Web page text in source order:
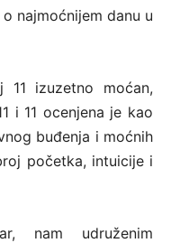
najmoćnijem danu u
izuzetno moćan,
i 11 ocenjena je kao
buđenja i moćnih
početka, intuicije i
nam udruženim